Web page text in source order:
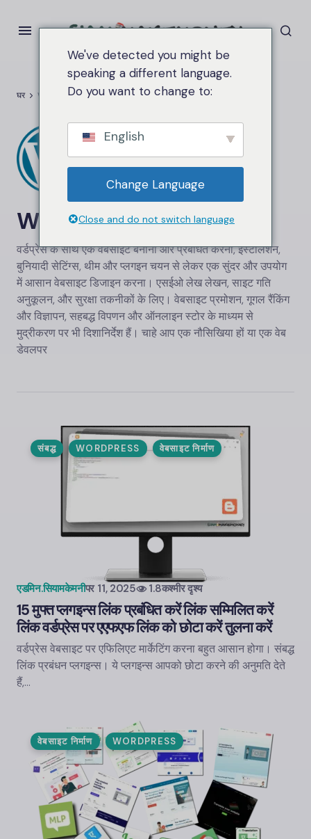
घर Wordpress
Wordpress
वर्डप्रेस के साथ एक वेबसाइट बनाना और प्रबंधित करना, इंस्टॉलेशन,
बुनियादी सेटिंग्स, थीम और प्लगइन चयन से लेकर एक सुंदर और उपयोग
में आसान वेबसाइट डिजाइन करना। एसईओ लेख लेखन, साइट गति
अनुकूलन, और सुरक्षा तकनीकों के लिए। वेबसाइट प्रमोशन, गूगल रैंकिंग
और विज्ञापन, सहबद्ध विपणन और ऑनलाइन स्टोर के माध्यम से
मुद्रीकरण पर भी दिशानिर्देश हैं। चाहे आप एक नौसिखिया हों या एक वेब
डेवलपर
संबद्ध WORDPRESS वेबसाइट निर्माण
एडमिन.सियामकेमनीपर 11, 2025 1.8कश्मीर दृश्य
15 मुफ्त प्लगइन्स लिंक प्रबंधित करें लिंक सम्मिलित करें
लिंक वर्डप्रेस पर एएफएफ लिंक को छोटा करें तुलना करें
वर्डप्रेस वेबसाइट पर एफिलिएट मार्केटिंग करना बहुत आसान होगा। संबद्ध
लिंक प्रबंधन प्लगइन्स। ये प्लगइन्स आपको छोटा करने की अनुमति देते
हैं,…
वेबसाइट निर्माण WORDPRESS
We've detected you might be
speaking a different language.
Do you want to change to:
English
Change Language
Close and do not switch language